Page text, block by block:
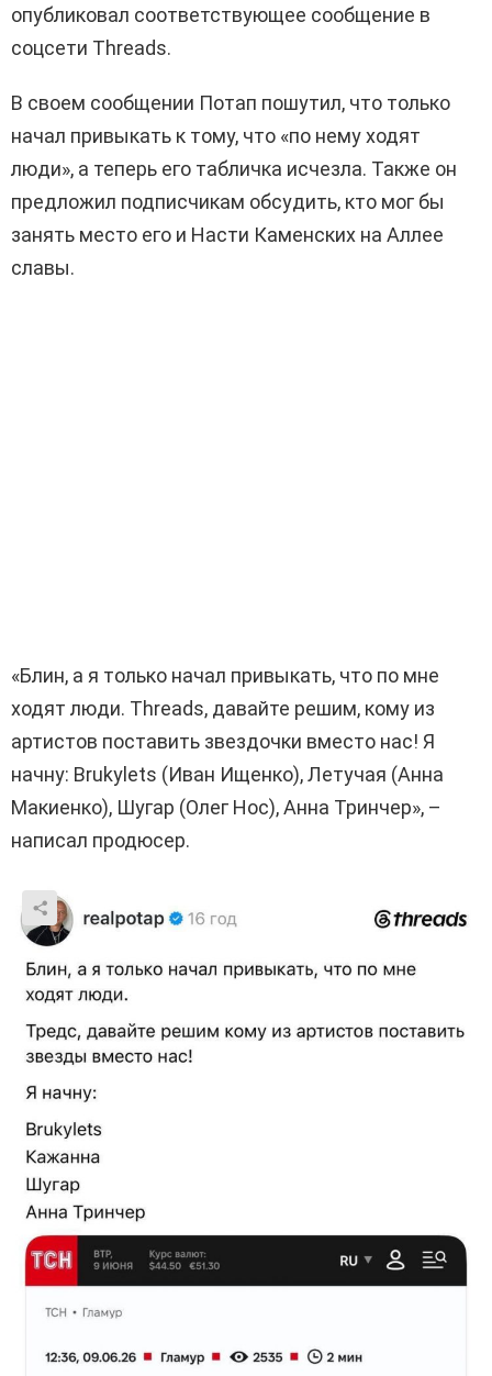
опубликовал соответствующее сообщение в
соцсети Threads.
В своем сообщении Потап пошутил, что только
начал привыкать к тому, что «по нему ходят
люди», а теперь его табличка исчезла. Также он
предложил подписчикам обсудить, кто мог бы
занять место его и Насти Каменских на Аллее
славы.
«Блин, а я только начал привыкать, что по мне
ходят люди. Threads, давайте решим, кому из
артистов поставить звездочки вместо нас! Я
начну: Brukylets (Иван Ищенко), Летучая (Анна
Макиенко), Шугар (Олег Нос), Анна Тринчер», –
написал продюсер.